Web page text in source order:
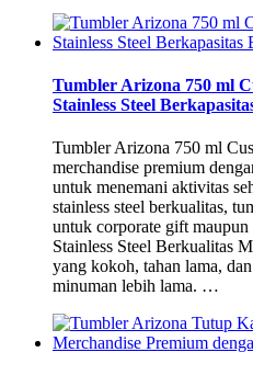
Tumbler Arizona 750 ml
Stainless Steel
Tumbler Arizona 750 ml
merchandise premium
untuk menemani aktivitas
stainless steel berkualitas,
untuk corporate gift
Stainless Steel Berkualitas
yang kokoh, tahan lama,
minuman lebih lama. …